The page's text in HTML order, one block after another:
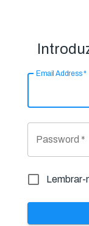
Email Address*
Password *
Lembrar-